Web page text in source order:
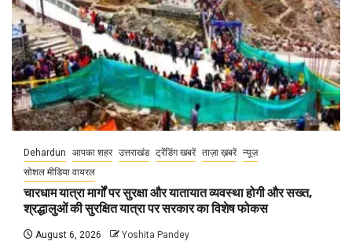
Dehardun आपका शहर उत्तराखंड ट्रेंडिंग खबरें ताज़ा ख़बरें न्यूज़
सोशल मीडिया वायरल
चारधाम यात्रा मार्गों पर सुरक्षा और यातायात व्यवस्था होगी और सख्त,
श्रद्धालुओं की सुरक्षित यात्रा पर सरकार का विशेष फोकस
August 6, 2026 Yoshita Pandey